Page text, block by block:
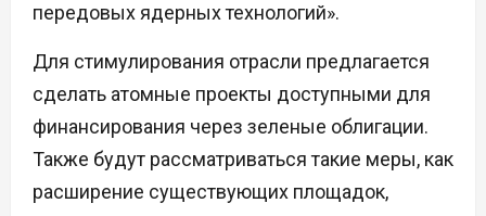
передовых ядерных технологий».
Для стимулирования отрасли предлагается
сделать атомные проекты доступными для
финансирования через зеленые облигации.
Также будут рассматриваться такие меры, как
расширение существующих площадок,